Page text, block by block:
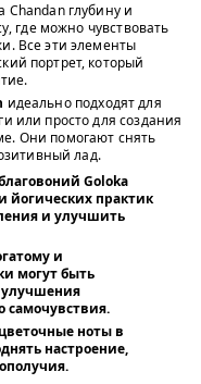
глубину и
где можно чувствовать
Все эти элементы
портрет, который
идеально подходят для
или просто для создания
Они помогают снять
лад.
Goloka
йогических практик
и улучшить
и
могут быть
улучшения
самочувствия.
ноты в
настроение,